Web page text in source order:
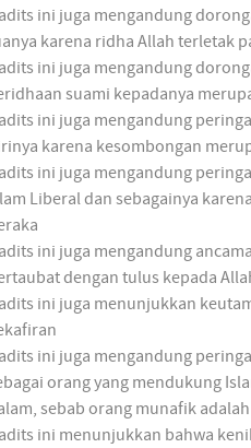
ini juga mengandung
karena ridha Allah terletak
ini juga mengandung
suami kepadanya
ini juga mengandung
karena kesombongan
ini juga mengandung
Liberal dan sebagainya
ini juga mengandung
dengan tulus kepada
ini juga menunjukkan
ini juga mengandung
orang yang mendukung
sebab orang munafik
ini menunjukkan bahwa